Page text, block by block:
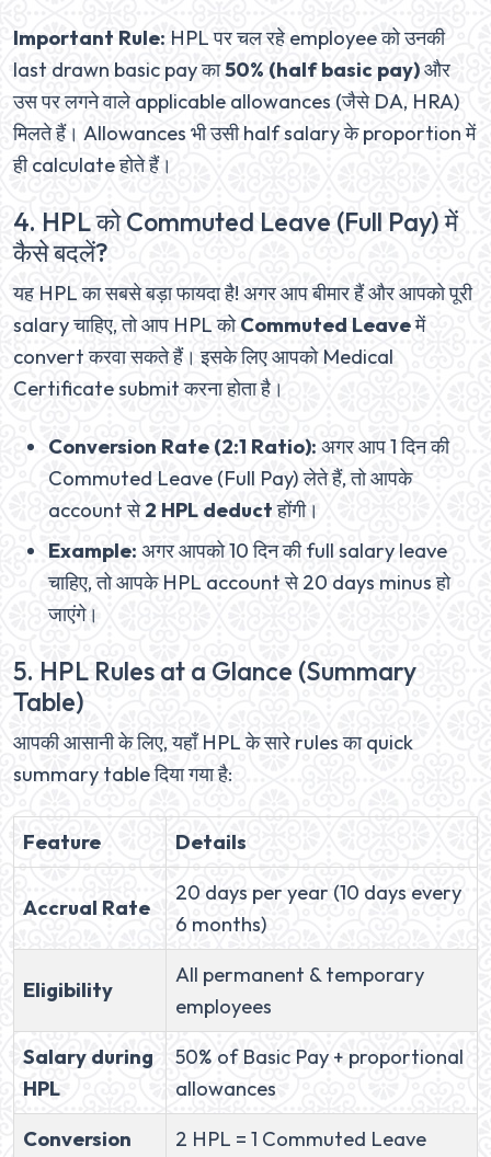
Important Rule: HPL पर चल रहे employee को उनकी
last drawn basic pay का50% (half basic pay)और
उस पर लगने वाले applicable allowances (जैसे DA, HRA)
मिलते हैं। Allowances भी उसी half salary के proportion में
ही calculate होते हैं।
4. HPL को Commuted Leave (Full Pay) में
कैसे बदलें?
यह HPL का सबसे बड़ा फायदा है! अगर आप बीमार हैं और आपको पूरी
salary चाहिए, तो आप HPL कोCommuted Leaveमें
convert करवा सकते हैं। इसके लिए आपको Medical
Certificate submit करना होता है।
Conversion Rate (2:1 Ratio): अगर आप 1 दिन की
Commuted Leave (Full Pay) लेते हैं, तो आपके
account से2 HPL deductहोंगी।
Example: अगर आपको 10 दिन की full salary leave
चाहिए, तो आपके HPL account से 20 days minus हो
जाएंगे।
5. HPL Rules at a Glance (Summary
Table)
आपकी आसानी के लिए, यहाँ HPL के सारे rules का quick
summary table दिया गया है:
Feature Details
Accrual Rate
20 days per year (10 days every
6 months)
Eligibility
All permanent & temporary
employees
Salary during
HPL
50% of Basic Pay + proportional
allowances
Conversion
2 HPL = 1 Commuted Leave